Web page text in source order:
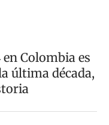
Colombia es
última década,